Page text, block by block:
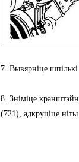
7. Вывярніце
8. Зніміце
(721), адкруціце